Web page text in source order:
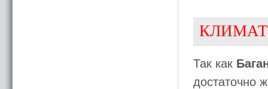
КЛИМАТ
Так как
достаточно